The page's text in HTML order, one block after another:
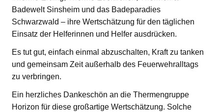
Badewelt Sinsheim und das Badeparadies
Schwarzwald – ihre Wertschätzung für den täglichen
Einsatz der Helferinnen und Helfer ausdrücken.
Es tut gut, einfach einmal abzuschalten, Kraft zu tanken
und gemeinsam Zeit außerhalb des Feuerwehralltags
zu verbringen.
Ein herzliches Dankeschön an die Thermengruppe
Horizon für diese großartige Wertschätzung. Solche